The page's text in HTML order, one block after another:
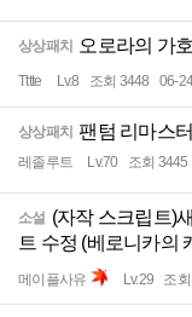
상상패치 오로라의 가
Tttte Lv.8 조회 3448 06-24
상상패치 팬텀 리마스터
레졸루트 Lv.70 조회 3445
소설 (자작 스크립트)
트 수정 (베로니카의
메이플사유 Lv.29 조